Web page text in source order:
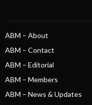
ABM – About
ABM – Contact
ABM – Editorial
ABM – Members
ABM – News & Updates